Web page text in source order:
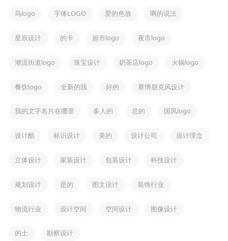
鸟logo 字体LOGO 爱的色放 啊的说法
星辰设计 的卡 超市logo 夜市logo
潮流街道logo 珠宝设计 奶茶店logo 火锅logo
餐饮logo 全新的我 好的 赛博朋克风设计
我的文字名片在哪里 多人的 总的 国风logo
设计酷 标识设计 美的 设计公司 设计理念
立体设计 家装设计 包装设计 科技设计
规划设计 是的 图文设计 装饰行业
物流行业 设计空间 空间设计 图像设计
的士 勘察设计